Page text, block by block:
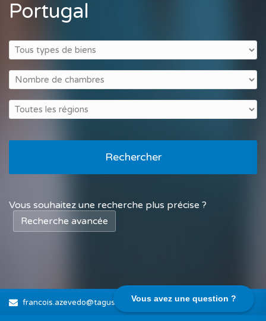
Vous avez une question ?
Portugal
Rechercher
Vous souhaitez une recherche plus précise ?
Recherche avancée
francois.azevedo@tagusnovo.com